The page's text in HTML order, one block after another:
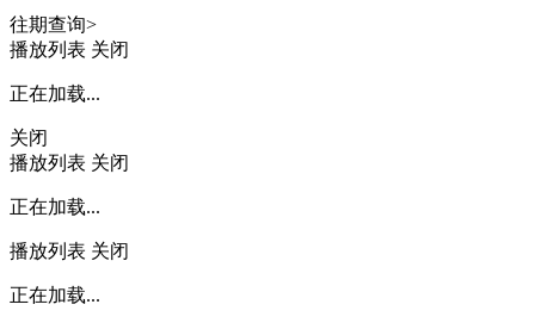
往期查询>
播放列表 关闭
正在加载...
关闭
播放列表 关闭
正在加载...
播放列表 关闭
正在加载...